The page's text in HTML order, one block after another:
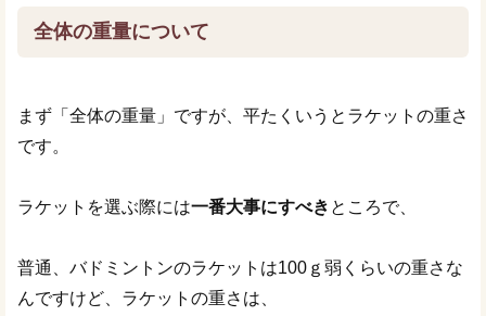
全体の重量について
まず「全体の重量」ですが、平たくいうとラケットの重さ
です。
ラケットを選ぶ際には一番大事にすべき ところで、
普通、バドミントンのラケットは100ｇ弱くらいの重さな
んですけど、ラケットの重さは、